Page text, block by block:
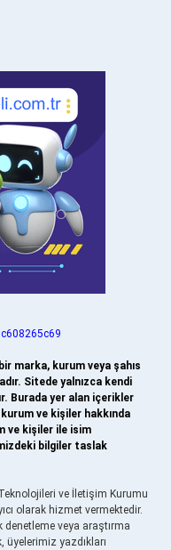
marka, kurum veya şahıs
Sitede yalnızca kendi
Burada yer alan içerikler
ve kişiler hakkında
ve kişiler ile isim
bilgiler taslak
ve İletişim Kurumu
olarak hizmet vermektedir.
veya araştırma
yazdıkları